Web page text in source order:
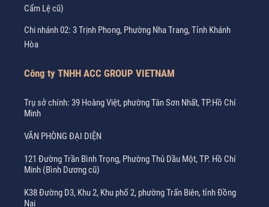
Cẩm Lệ cũ)
Chi nhánh 02: 3 Trịnh Phong, Phường Nha Trang, Tỉnh Khánh
Hòa
Công ty TNHH ACC GROUP VIETNAM
Trụ sở chính: 39 Hoàng Việt, phường Tân Sơn Nhất, TP.Hồ Chí
Minh
VĂN PHÒNG ĐẠI DIỆN
121 Đường Trần Bình Trọng, Phường Thủ Dầu Một, TP. Hồ Chí
Minh (Bình Dương cũ)
K38 Đường D3, Khu 2, Khu phố 2, phường Trấn Biên, tỉnh Đồng
Nai